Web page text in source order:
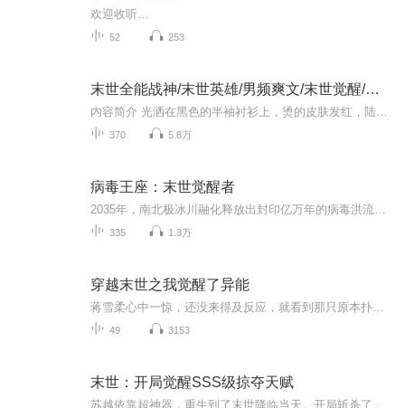
欢迎收听…
52 253
末世全能战神/末世英雄/男频爽文/末世觉醒/战神
370 5.8万
病毒王座：末世觉醒者
335 1.3万
穿越末世之我觉醒了异能
49 3153
末世：开局觉醒SSS级掠夺天赋